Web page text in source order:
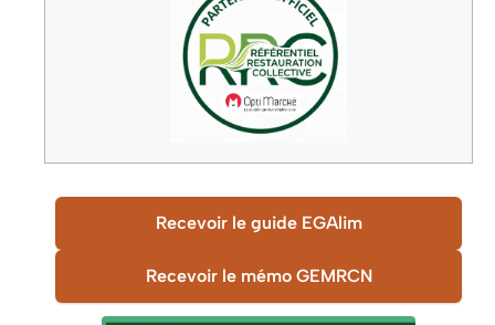
Recevoir le guide EGAlim
Recevoir le mémo GEMRCN